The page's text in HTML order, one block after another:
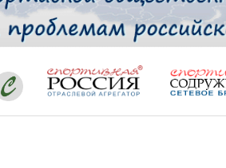
РЕСУРСНАЯ ПЛОЩАДКА